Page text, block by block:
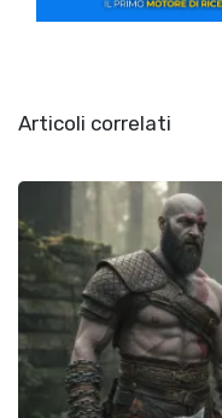
Articoli correlati